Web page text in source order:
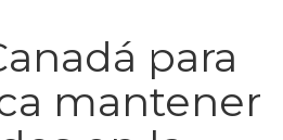
para
mantener